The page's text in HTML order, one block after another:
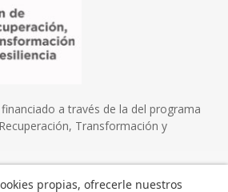
a través de la del programa
Transformación y
propias, ofrecerle nuestros